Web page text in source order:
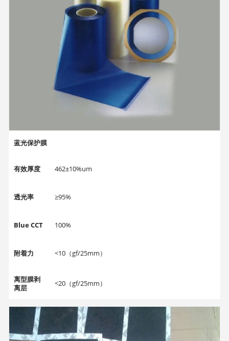
蓝光保护膜
有效厚度 462±10%um
透光率 ≥95%
Blue CCT 100%
附着力 <10（gf/25mm）
离型膜剥
离层
<20（gf/25mm）